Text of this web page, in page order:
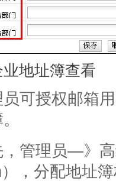
业地址簿查看
员可授权邮箱
，管理员—》
，分配地址